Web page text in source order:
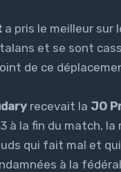
a pris le meilleur sur
et se sont
de ce
recevait la JO
à la fin du match,
qui fait mal et
à la